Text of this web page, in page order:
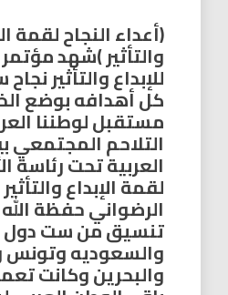
(أعداء النجاح لقمة
والتأثير )شهد
للإبداع والتأثير
كل أهدافه بوضع
مستقبل لوطننا
التلاحم المجتمعي
العربية تحت رئاسة
لقمة الإبداع
الرضواني حفظة
تنسيق من ست دول
والسعوديه وتونس
والبحرين وكانت